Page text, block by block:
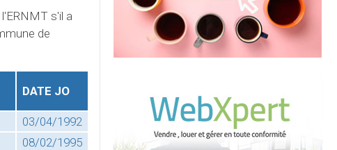
s'il a
de
DATE JO
03/04/1992
08/02/1995